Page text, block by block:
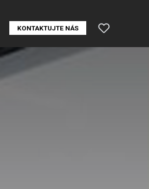
KONTAKTUJTE NÁS